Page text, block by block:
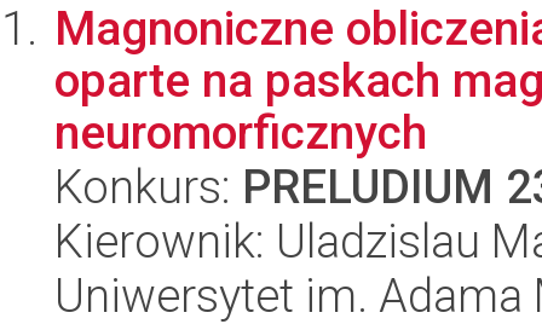
Magnoniczne
oparte na paskach
neuromorficznych
Konkurs: PRELUDIUM
Kierownik: Uladzislau
Uniwersytet im.